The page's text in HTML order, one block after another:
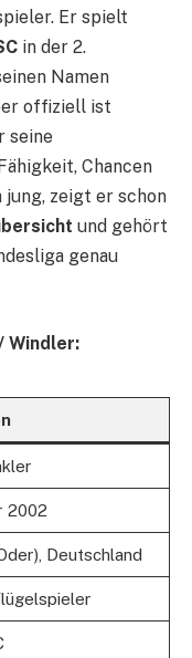
Er spielt
in der 2.
Namen
offiziell ist
seine
Chancen
zeigt er schon
und gehört
genau
Windler:
2002
Deutschland